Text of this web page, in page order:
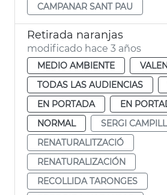
CAMPANAR SANT PAU
Retirada naranjas
modificado hace 3 años
MEDIO AMBIENTE
TODAS LAS AUDIENCIAS
EN PORTADA
EN
NORMAL
SERGI
RENATURALITZACIÓ
RENATURALIZACIÓN
RECOLLIDA TARONGES